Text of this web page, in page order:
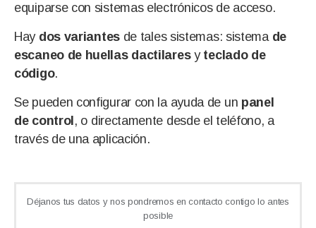
equiparse con sistemas electrónicos de acceso.
Hay dos variantesde tales sistemas: sistema de
escaneo de huellas dactilaresy teclado de
código.
Se pueden configurar con la ayuda de un panel
de control , o directamente desde el teléfono, a
través de una aplicación.
Déjanos tus datos y nos pondremos en contacto contigo lo antes
posible